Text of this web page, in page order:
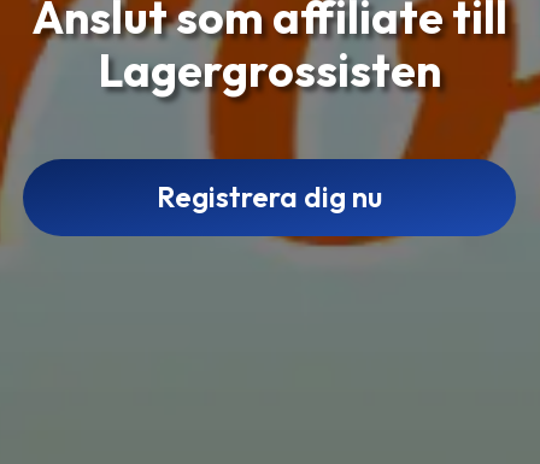
Anslut som affiliate till
Lagergrossisten
Registrera dig nu